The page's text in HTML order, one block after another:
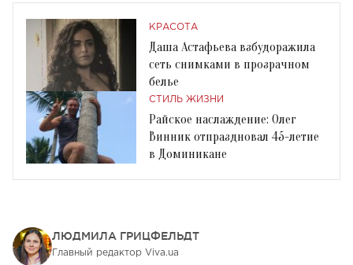
КРАСОТА
Даша Астафьева взбудоражила
сеть снимками в прозрачном
белье
СТИЛЬ ЖИЗНИ
Райское наслаждение: Олег
Винник отпраздновал 45-летие
в Доминикане
ЛЮДМИЛА ГРИЦФЕЛЬДТ
Главный редактор Viva.ua